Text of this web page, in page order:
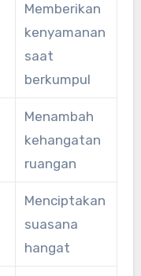
Memberikan
kenyamanan
saat
berkumpul
Menambah
kehangatan
ruangan
Menciptakan
suasana
hangat